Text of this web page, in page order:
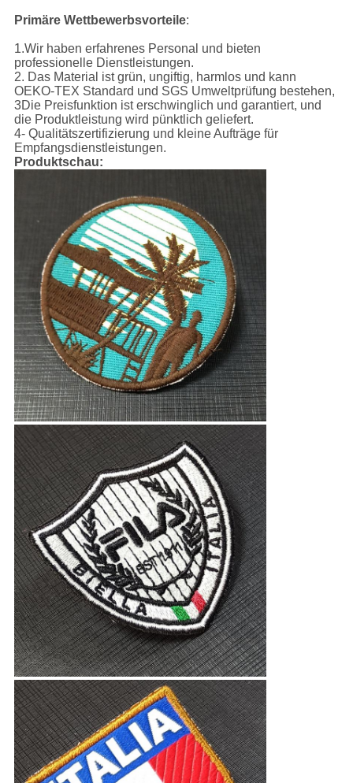
Primäre Wettbewerbsvorteile:
1.Wir haben erfahrenes Personal und bieten
professionelle Dienstleistungen.
2. Das Material ist grün, ungiftig, harmlos und kann
OEKO-TEX Standard und SGS Umweltprüfung bestehen,
3Die Preisfunktion ist erschwinglich und garantiert, und
die Produktleistung wird pünktlich geliefert.
4- Qualitätszertifizierung und kleine Aufträge für
Empfangsdienstleistungen.
Produktschau: